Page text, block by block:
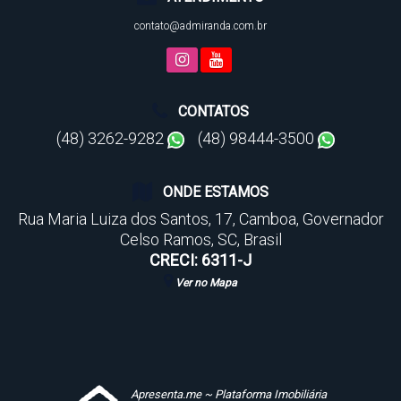
contato@admiranda.com.br
CONTATOS
(48) 3262-9282 (48) 98444-3500
ONDE ESTAMOS
Rua Maria Luiza dos Santos, 17, Camboa, Governador
Celso Ramos, SC, Brasil
CRECI: 6311-J
Ver no Mapa
Apresenta.me ~ Plataforma Imobiliária